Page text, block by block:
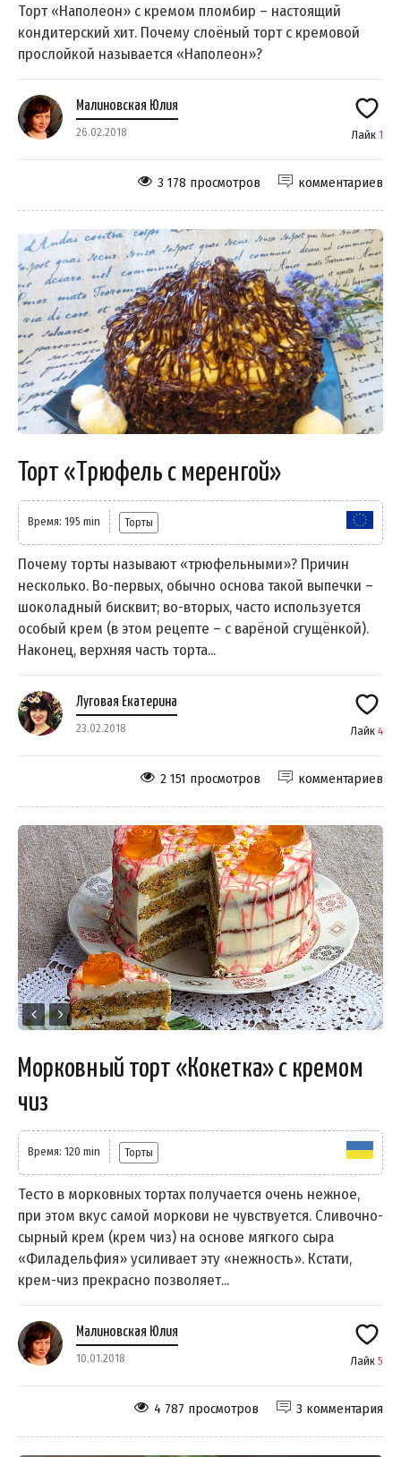
Торт «Наполеон» с кремом пломбир – настоящий
кондитерский хит. Почему слоёный торт с кремовой
прослойкой называется «Наполеон»?
Малиновская Юлия
26.02.2018 Лайк 1
комментариев
3 178 просмотров
Торт «Трюфель с меренгой»
Время: 195 min Торты
Почему торты называют «трюфельными»? Причин
несколько. Во-первых, обычно основа такой выпечки –
шоколадный бисквит; во-вторых, часто используется
особый крем (в этом рецепте – с варёной сгущёнкой).
Наконец, верхняя часть торта...
Луговая Екатерина
23.02.2018 Лайк 4
комментариев
2 151 просмотров
Морковный торт «Кокетка» с кремом
чиз
Время: 120 min Торты
Тесто в морковных тортах получается очень нежное,
при этом вкус самой моркови не чувствуется. Сливочно-
сырный крем (крем чиз) на основе мягкого сыра
«Филадельфия» усиливает эту «нежность». Кстати,
крем-чиз прекрасно позволяет...
Малиновская Юлия
10.01.2018 Лайк 5
3 комментария
4 787 просмотров